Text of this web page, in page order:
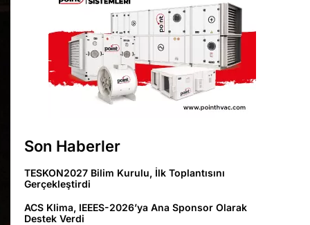
Son Haberler
TESKON2027 Bilim Kurulu, İlk Toplantısını
Gerçekleştirdi
ACS Klima, IEEES-2026’ya Ana Sponsor Olarak
Destek Verdi